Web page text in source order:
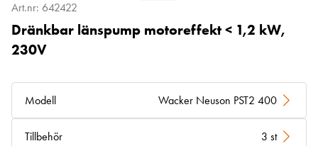
Art.nr: 642422
Dränkbar länspump motoreffekt < 1,2 kW,
230V
Modell Wacker Neuson PST2 400
Tillbehör 3 st